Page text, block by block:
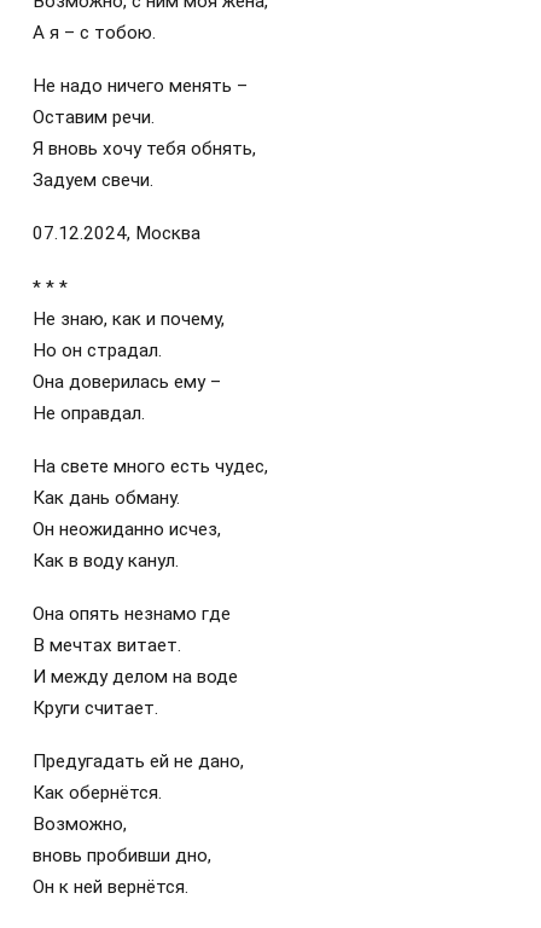
А я – с тобою.
Не надо ничего менять –
Оставим речи.
Я вновь хочу тебя обнять,
Задуем свечи.
07.12.2024, Москва
* * *
Не знаю, как и почему,
Но он страдал.
Она доверилась ему –
Не оправдал.
На свете много есть чудес,
Как дань обману.
Он неожиданно исчез,
Как в воду канул.
Она опять незнамо где
В мечтах витает.
И между делом на воде
Круги считает.
Предугадать ей не дано,
Как обернётся.
Возможно,
вновь пробивши дно,
Он к ней вернётся.